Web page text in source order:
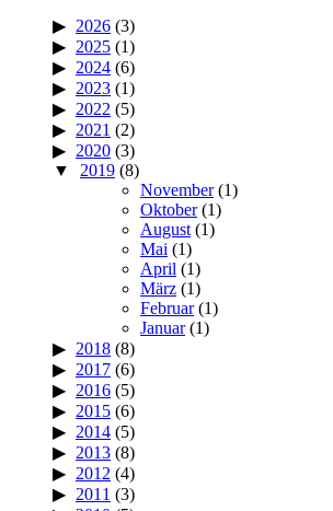
2026 (3)
2025 (1)
2024 (6)
2023 (1)
2022 (5)
2021 (2)
2020 (3)
2019 (8)
November(1)
Oktober(1)
August (1)
Mai (1)
April (1)
März (1)
Februar(1)
Januar(1)
2018 (8)
2017 (6)
2016 (5)
2015 (6)
2014 (5)
2013 (8)
2012 (4)
2011 (3)